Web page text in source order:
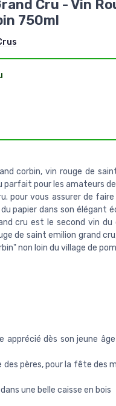
Cru - Vin
750ml
corbin, vin rouge de
pour les amateurs
pour vous assurer de
papier dans son élégant
cru est le second vin du
de saint emilion grand
non loin du village de
dès son jeune
pères, pour la fête des
une belle caisse en bois